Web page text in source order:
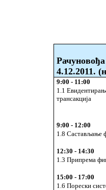
Рачуновођа
4.12.2011.
9:00 - 11:00
1.1
трансакција
9:00 - 12:00
1.8 Састављање
12:30 - 14:30
1.3 Припрема
15:00 - 17:00
1.6 Порески